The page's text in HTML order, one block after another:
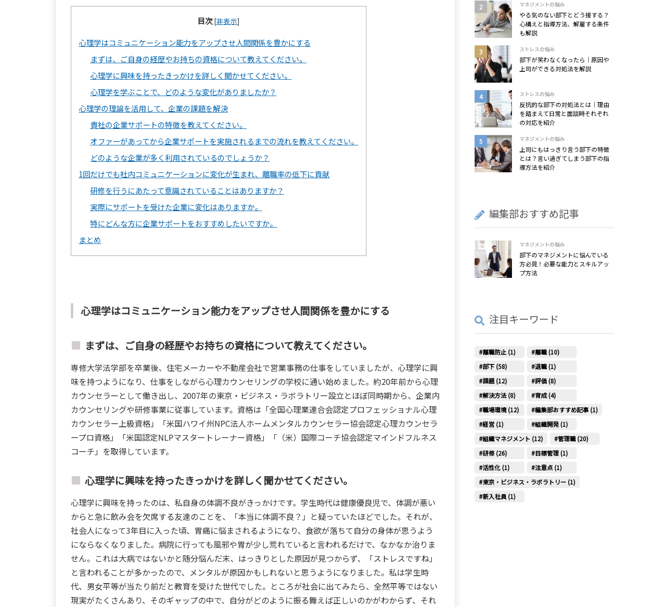
目次[非表示]
心理学はコミュニケーション能力をアップさせ人間関係を豊かにする
まずは、ご自身の経歴やお持ちの資格について教えてください。
心理学に興味を持ったきっかけを詳しく聞かせてください。
心理学を学ぶことで、どのような変化がありましたか？
心理学の理論を活用して、企業の課題を解決
貴社の企業サポートの特徴を教えてください。
オファーがあってから企業サポートを実施されるまでの流れを教えてください。
どのような企業が多く利用されているのでしょうか？
1回だけでも社内コミュニケーションに変化が生まれ、離職率の低下に貢献
研修を行うにあたって意識されていることはありますか？
実際にサポートを受けた企業に変化はありますか。
特にどんな方に企業サポートをおすすめしたいですか。
まとめ
心理学はコミュニケーション能力をアップさせ人間関係を豊かにする
まずは、ご自身の経歴やお持ちの資格について教えてください。
専修大学法学部を卒業後、住宅メーカーや不動産会社で営業事務の仕事をしていましたが、心理学に興
味を持つようになり、仕事をしながら心理カウンセリングの学校に通い始めました。約20年前から心理
カウンセラーとして働き出し、2007年の東京・ビジネス・ラボラトリー設立とほぼ同時期から、企業内
カウンセリングや研修事業に従事しています。資格は「全国心理業連合会認定プロフェッショナル心理
カウンセラー上級資格」「米国ハワイ州NPC法人ホームメンタルカウンセラー協会認定心理カウンセラ
ープロ資格」「米国認定NLPマスタートレーナー資格」「（米）国際コーチ協会認定マインドフルネス
コーチ」を取得しています。
心理学に興味を持ったきっかけを詳しく聞かせてください。
心理学に興味を持ったのは、私自身の体調不良がきっかけです。学生時代は健康優良児で、体調が悪い
からと急に飲み会を欠席する友達のことを、「本当に体調不良？」と疑っていたほどでした。それが、
社会人になって3年目に入った頃、胃痛に悩まされるようになり、食欲が落ちて自分の身体が思うよう
にならなくなりました。病院に行っても風邪や胃が少し荒れていると言われるだけで、なかなか治りま
せん。これは大病ではないかと随分悩んだ末、はっきりとした原因が見つからず、「ストレスですね」
と言われることが多かったので、メンタルが原因かもしれないと思うようになりました。私は学生時
代、男女平等が当たり前だと教育を受けた世代でした。ところが社会に出てみたら、全然平等ではない
現実がたくさんあり、そのギャップの中で、自分がどのように振る舞えば正しいのかがわからず、それ
マネジメントの悩み
やる気のない部下とどう接する？
心構えと指導方法、解雇する条件
も解説
ストレスの悩み
部下が笑わなくなったら｜原因や
上司ができる対処法を解説
ストレスの悩み
反抗的な部下の対処法とは｜理由
を踏まえて日常と面談時それぞれ
の対応を紹介
マネジメントの悩み
上司にもはっきり言う部下の特徴
とは？言い過ぎてしまう部下の指
導方法を紹介
編集部おすすめ記事
マネジメントの悩み
部下のマネジメントに悩んでいる
方必見！必要な能力とスキルアッ
プ方法
注目キーワード
離職防止 (1)
離職 (10)
部下 (58)
退職 (1)
課題 (12)
評価 (8)
解決方法 (8)
育成 (4)
職場環境 (12)
編集部おすすめ記事 (1)
経営 (1)
組織開発 (1)
組織マネジメント (12)
管理職 (20)
研修 (26)
目標管理 (1)
活性化 (1)
注意点 (1)
東京・ビジネス・ラボラトリー (1)
新入社員 (1)